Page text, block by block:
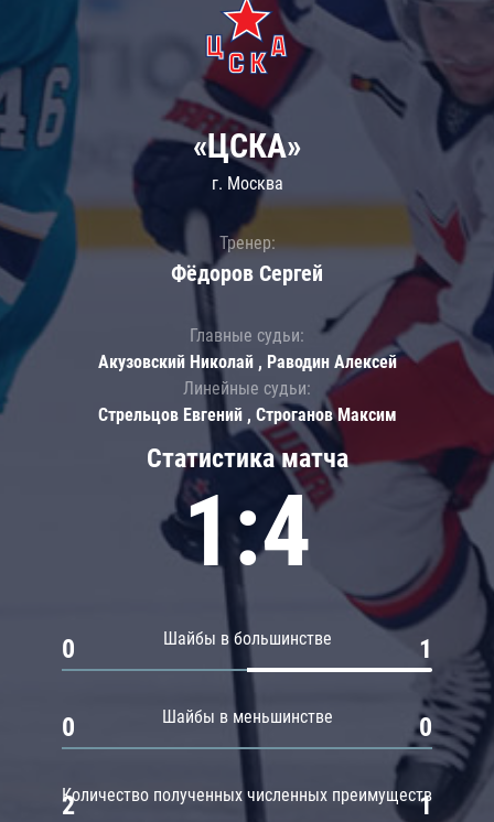
Статистика матча
1:4
Шайбы в большинстве
0 1
Шайбы в меньшинстве
0 0
Количество полученных численных преимуществ
2 1
«ЦСКА»
г. Москва
Тренер:
Фёдоров Сергей
Главные судьи:
Акузовский Николай , Раводин Алексей
Линейные судьи:
Стрельцов Евгений , Строганов Максим